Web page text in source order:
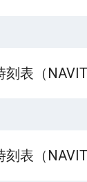
刻表（
刻表（